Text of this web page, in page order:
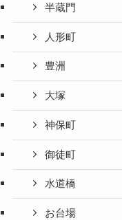
半蔵門
人形町
豊洲
大塚
神保町
御徒町
水道橋
お台場